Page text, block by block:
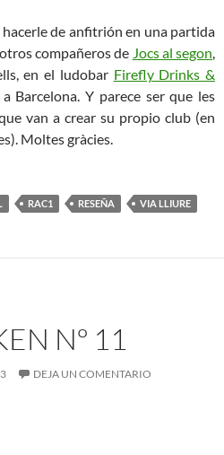
de anfitrión en una partida
compañeros de Jocs al segon,
en el ludobar Firefly Drinks &
Barcelona. Y parece ser que les
van a crear su propio club (en
Moltes gràcies.
RAC1 RESEÑA VIA LLIURE
Nº 11
DEJA UN COMENTARIO